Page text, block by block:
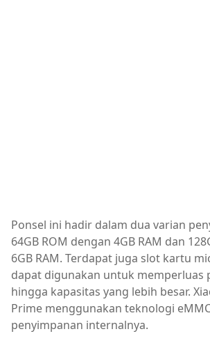
Ponsel ini hadir dalam dua varian
64GB ROM dengan 4GB RAM dan
6GB RAM. Terdapat juga slot kartu
dapat digunakan untuk memperluas
hingga kapasitas yang lebih besar.
Prime menggunakan teknologi
penyimpanan internalnya.